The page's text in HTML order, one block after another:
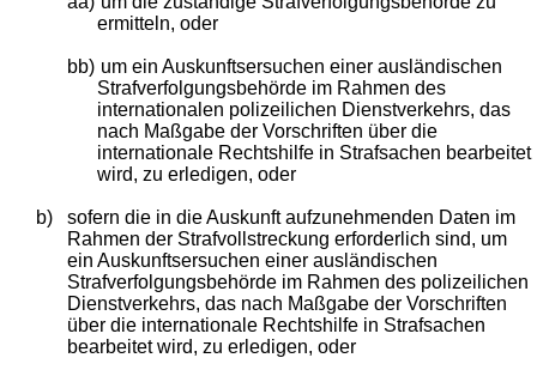
ermitteln, oder
bb) um ein Auskunftsersuchen einer ausländischen
Strafverfolgungsbehörde im Rahmen des
internationalen polizeilichen Dienstverkehrs, das
nach Maßgabe der Vorschriften über die
internationale Rechtshilfe in Strafsachen bearbeitet
wird, zu erledigen, oder
b)
sofern die in die Auskunft aufzunehmenden Daten im
Rahmen der Strafvollstreckung erforderlich sind, um
ein Auskunftsersuchen einer ausländischen
Strafverfolgungsbehörde im Rahmen des polizeilichen
Dienstverkehrs, das nach Maßgabe der Vorschriften
über die internationale Rechtshilfe in Strafsachen
bearbeitet wird, zu erledigen, oder